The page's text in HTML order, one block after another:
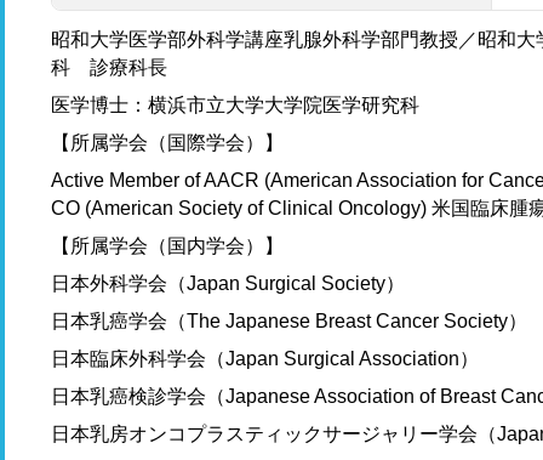
昭和大学医学部外科学講座乳腺外科学部門教授／昭和
科 診療科長
医学博士：横浜市立大学大学院医学研究科
【所属学会（国際学会）】
Active Member of AACR (American Association for
CO (American Society of Clinical Oncology) 米国臨床腫
【所属学会（国内学会）】
日本外科学会（Japan Surgical Society）
日本乳癌学会（The Japanese Breast Cancer Society）
日本臨床外科学会（Japan Surgical Association）
日本乳癌検診学会（Japanese Association of Breast
日本乳房オンコプラスティックサージャリー学会（